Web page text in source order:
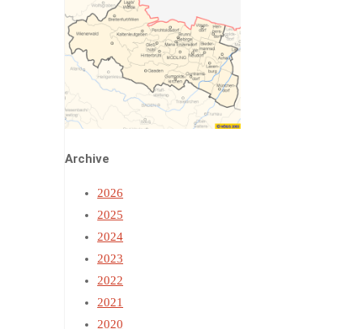
Archive
2026
2025
2024
2023
2022
2021
2020